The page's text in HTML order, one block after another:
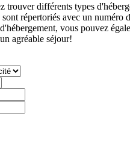
trouver différents types
répertoriés avec un
vous pouvez
agréable séjour!